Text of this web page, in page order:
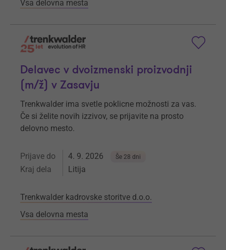
Vsa delovna mesta
Delavec v dvoizmenski proizvodnji
(m/ž) v Zasavju
Trenkwalder ima svetle poklicne možnosti za vas.
Če si želite novih izzivov, se prijavite na prosto
delovno mesto.
Prijave do 4. 9. 2026 Še 28 dni
Kraj dela Litija
Trenkwalder kadrovske storitve d.o.o.
Vsa delovna mesta